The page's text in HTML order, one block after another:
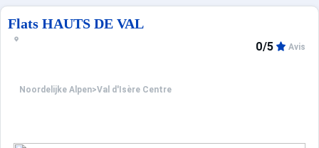
Flats HAUTS DE VAL
Noordelijke Alpen>Val d'Isère Centre
0/5 Avis